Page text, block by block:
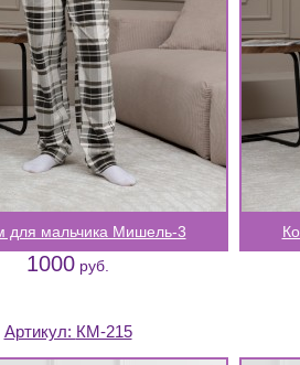
для мальчика Мишель-3
1000 руб.
Артикул: КМ-215